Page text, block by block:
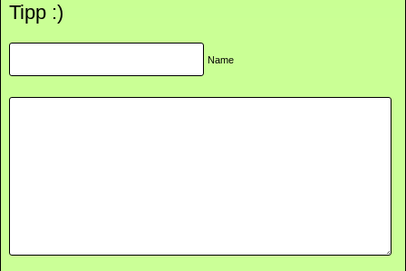
Tipp :)
Name